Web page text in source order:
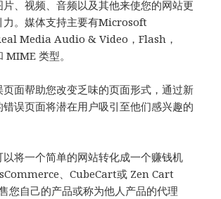
、视频、音频以及其他来使您的网站更
力。媒体支持主要有Microsoft
Media Audio & Video，Flash，
类型。
面帮助您改变乏味的页面形式，通过新
误页面将潜在用户吸引至他们感兴趣的
以将一个简单的网站转化成一个赚钱机
、CubeCart或 Zen Cart
您自己的产品或称为他人产品的代理